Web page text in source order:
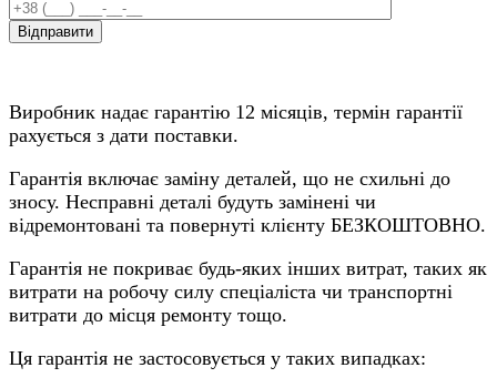
Виробник надає гарантію 12 місяців, термін гарантії
рахується з дати поставки.
Гарантія включає заміну деталей, що не схильні до
зносу. Несправні деталі будуть замінені чи
відремонтовані та повернуті клієнту БЕЗКОШТОВНО.
Гарантія не покриває будь-яких інших витрат, таких як
витрати на робочу силу спеціаліста чи транспортні
витрати до місця ремонту тощо.
Ця гарантія не застосовується у таких випадках: